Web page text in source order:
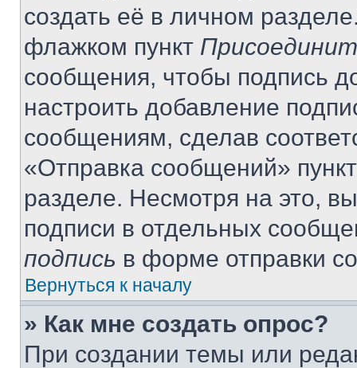
создать её в личном
флажком пункт
сообщения, чтобы подпись
настроить добавление
сообщениям, сделав
«Отправка сообщений»
разделе. Несмотря на это,
подписи в отдельных
подпись в форме отправки
Вернуться к началу
» Как мне создать опрос?
При создании темы или